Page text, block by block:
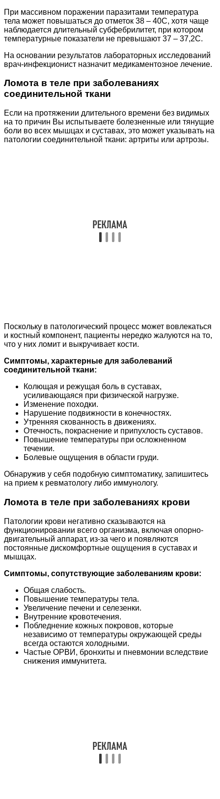
При массивном поражении паразитами температура
тела может повышаться до отметок 38 – 40С, хотя чаще
наблюдается длительный субфебрилитет, при котором
температурные показатели не превышают 37 – 37,2С.
На основании результатов лабораторных исследований
врач-инфекционист назначит медикаментозное лечение.
Ломота в теле при заболеваниях
соединительной ткани
Если на протяжении длительного времени без видимых
на то причин Вы испытываете болезненные или тянущие
боли во всех мышцах и суставах, это может указывать на
патологии соединительной ткани: артриты или артрозы.
Поскольку в патологический процесс может вовлекаться
и костный компонент, пациенты нередко жалуются на то,
что у них ломит и выкручивает кости.
Симптомы, характерные для заболеваний
соединительной ткани:
Колющая и режущая боль в суставах,
усиливающаяся при физической нагрузке.
Изменение походки.
Нарушение подвижности в конечностях.
Утренняя скованность в движениях.
Отечность, покраснение и припухлость суставов.
Повышение температуры при осложненном
течении.
Болевые ощущения в области груди.
Обнаружив у себя подобную симптоматику, запишитесь
на прием к ревматологу либо иммунологу.
Ломота в теле при заболеваниях крови
Патологии крови негативно сказываются на
функционировании всего организма, включая опорно-
двигательный аппарат, из-за чего и появляются
постоянные дискомфортные ощущения в суставах и
мышцах.
Симптомы, сопутствующие заболеваниям крови:
Общая слабость.
Повышение температуры тела.
Увеличение печени и селезенки.
Внутренние кровотечения.
Побледнение кожных покровов, которые
независимо от температуры окружающей среды
всегда остаются холодными.
Частые ОРВИ, бронхиты и пневмонии вследствие
снижения иммунитета.